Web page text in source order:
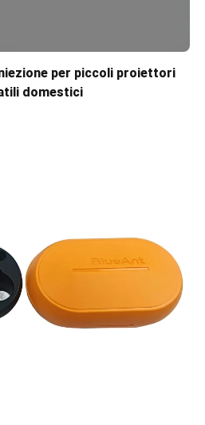
per piccoli proiettori
domestici